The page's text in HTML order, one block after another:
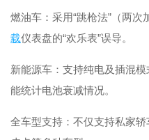
燃油车：采用“跳枪法”（两
载仪表盘的“欢乐表”误导。
新能源车：支持纯电及插混
能统计电池衰减情况。
全车型支持：不仅支持私家轿